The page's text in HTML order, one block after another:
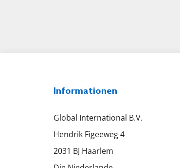
Informationen
Global International B.V.
Hendrik Figeeweg 4
2031 BJ Haarlem